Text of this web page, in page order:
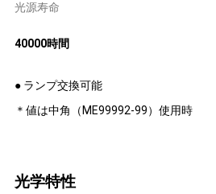
光源寿命
40000時間
● ランプ交換可能
＊値は中角（ME99992-99）使用時
光学特性